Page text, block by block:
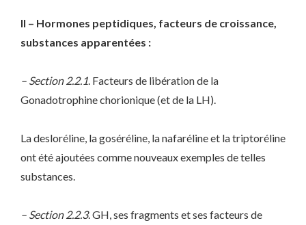
II – Hormones peptidiques, facteurs de croissance,
substances apparentées :
– Section 2.2.1. Facteurs de libération de la
Gonadotrophine chorionique (et de la LH).
La desloréline, la goséréline, la nafaréline et la triptoréline
ont été ajoutées comme nouveaux exemples de telles
substances.
– Section 2.2.3. GH, ses fragments et ses facteurs de